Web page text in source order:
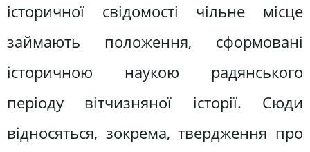
історичної свідомості чільне місце
займають положення, сформовані
історичною наукою радянського
періоду вітчизняної історії. Сюди
відносяться, зокрема, твердження про